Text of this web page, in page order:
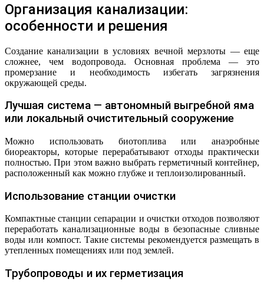
Организация канализации:
особенности и решения
Создание канализации в условиях вечной мерзлоты — еще
сложнее, чем водопровода. Основная проблема — это
промерзание и необходимость избегать загрязнения
окружающей среды.
Лучшая система — автономный выгребной яма
или локальный очистительный сооружение
Можно использовать биотоплива или анаэробные
биореакторы, которые перерабатывают отходы практически
полностью. При этом важно выбрать герметичный контейнер,
расположенный как можно глубже и теплоизолированный.
Использование станции очистки
Компактные станции сепарации и очистки отходов позволяют
переработать канализационные воды в безопасные сливные
воды или компост. Такие системы рекомендуется размещать в
утепленных помещениях или под землей.
Трубопроводы и их герметизация